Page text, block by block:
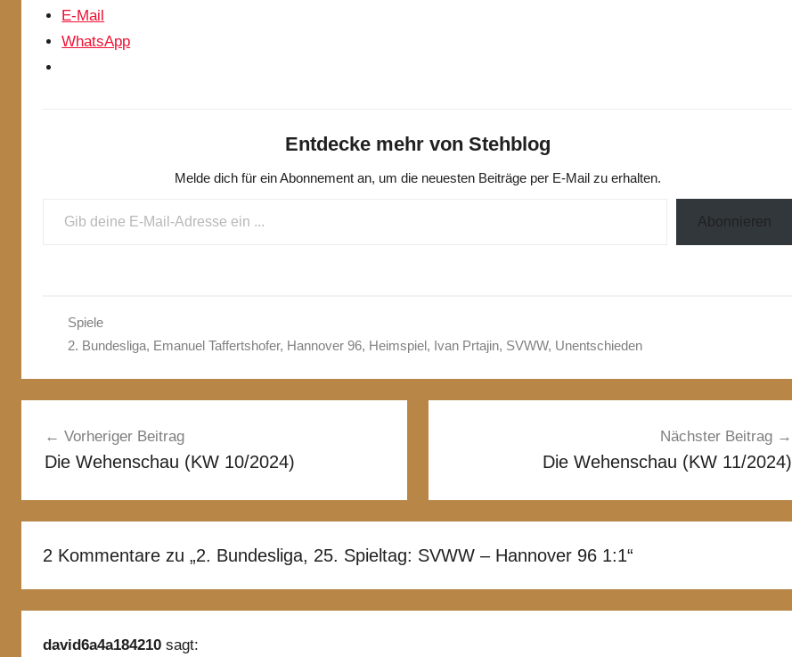
E-Mail
WhatsApp
Entdecke mehr von Stehblog
Melde dich für ein Abonnement an, um die neuesten Beiträge per E-Mail zu erhalten.
Abonnieren
Spiele
2. Bundesliga, Emanuel Taffertshofer, Hannover 96, Heimspiel, Ivan Prtajin, SVWW, Unentschieden
Vorheriger Beitrag
Die Wehenschau (KW 10/2024)
Nächster Beitrag
Die Wehenschau (KW 11/2024)
2 Kommentare zu „2. Bundesliga, 25. Spieltag: SVWW – Hannover 96 1:1“
david6a4a184210 sagt: